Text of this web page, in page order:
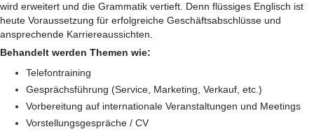
wird erweitert und die Grammatik vertieft. Denn flüssiges Englisch ist
heute Voraussetzung für erfolgreiche Geschäftsabschlüsse und
ansprechende Karriereaussichten.
Behandelt werden Themen wie:
Telefontraining
Gesprächsführung (Service, Marketing, Verkauf, etc.)
Vorbereitung auf internationale Veranstaltungen und Meetings
Vorstellungsgespräche / CV